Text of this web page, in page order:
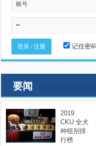
记住密
要闻
2019
CKU 全犬
种组别排
行榜